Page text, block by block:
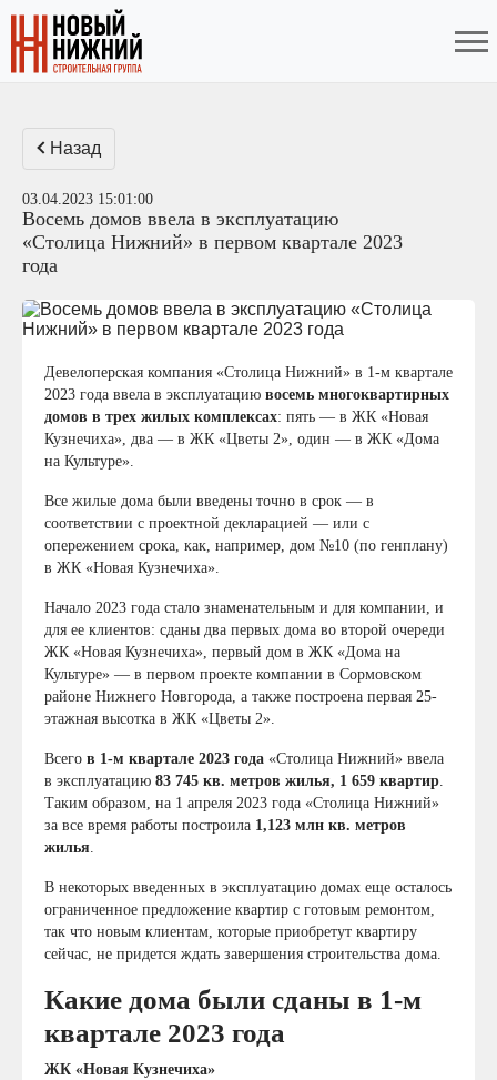
Назад
03.04.2023 15:01:00
Восемь домов ввела в эксплуатацию
«Столица Нижний» в первом квартале 2023
года
Девелоперская компания «Столица Нижний» в 1-м квартале
2023 года ввела в эксплуатацию восемь многоквартирных
домов в трех жилых комплексах: пять — в ЖК «Новая
Кузнечиха», два — в ЖК «Цветы 2», один — в ЖК «Дома
на Культуре».
Все жилые дома были введены точно в срок — в
соответствии с проектной декларацией — или с
опережением срока, как, например, дом №10 (по генплану)
в ЖК «Новая Кузнечиха».
Начало 2023 года стало знаменательным и для компании, и
для ее клиентов: сданы два первых дома во второй очереди
ЖК «Новая Кузнечиха», первый дом в ЖК «Дома на
Культуре» — в первом проекте компании в Сормовском
районе Нижнего Новгорода, а также построена первая 25-
этажная высотка в ЖК «Цветы 2».
Всего в 1-м квартале 2023 года «Столица Нижний» ввела
в эксплуатацию 83 745 кв. метров жилья, 1 659 квартир.
Таким образом, на 1 апреля 2023 года «Столица Нижний»
за все время работы построила 1,123 млн кв. метров
жилья.
В некоторых введенных в эксплуатацию домах еще осталось
ограниченное предложение квартир с готовым ремонтом,
так что новым клиентам, которые приобретут квартиру
сейчас, не придется ждать завершения строительства дома.
Какие дома были сданы в 1-м
квартале 2023 года
ЖК «Новая Кузнечиха»